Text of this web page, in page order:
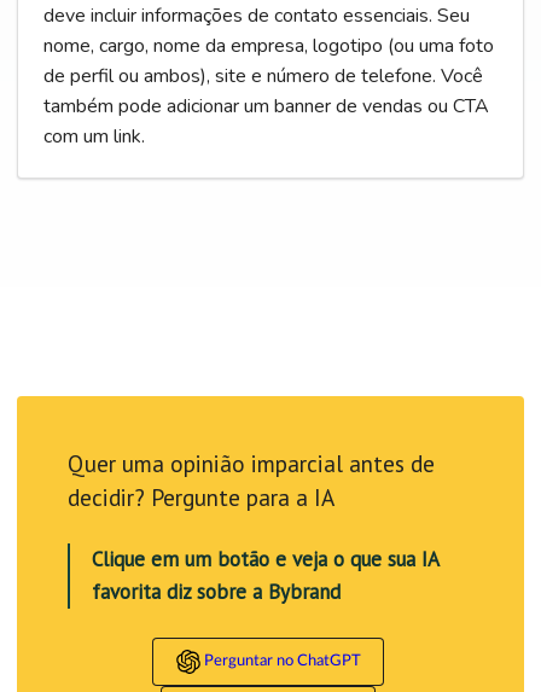
deve incluir informações de contato essenciais. Seu
nome, cargo, nome da empresa, logotipo (ou uma foto
de perfil ou ambos), site e número de telefone. Você
também pode adicionar um banner de vendas ou CTA
com um link.
Quer uma opinião imparcial antes de
decidir? Pergunte para a IA
Clique em um botão e veja o que sua IA
favorita diz sobre a Bybrand
Perguntar no ChatGPT